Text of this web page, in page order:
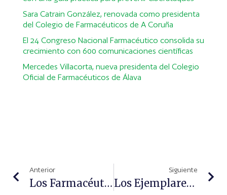
Sara Catrain González, renovada como presidenta
del Colegio de Farmacéuticos de A Coruña
El 24 Congreso Nacional Farmacéutico consolida su
crecimiento con 600 comunicaciones científicas
Mercedes Villacorta, nueva presidenta del Colegio
Oficial de Farmacéuticos de Álava
Anterior
Los Farmacéuticos Celebran Su Día Mundial Con Un Relato Que Transmite Todos Los Valores De La Profesión
Siguiente
Los Ejemplares De SLACKSTONE II® Incorporan Un Código Único Que Permite Su Trazabilidad